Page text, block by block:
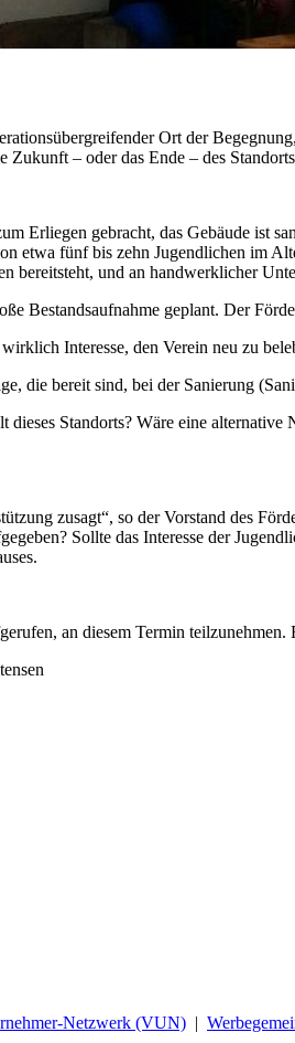
Ort der
– oder das Ende – des
Erliegen gebracht, das Gebäude ist
etwa fünf bis zehn Jugendlichen im
bereitsteht, und an handwerklicher
Bestandsaufnahme geplant. Der
Interesse, den Verein neu zu
die bereit sind, bei der Sanierung
Standorts? Wäre eine
zusagt“, so der Vorstand des
Sollte das Interesse der
an diesem Termin
Netzwerk (VUN) |